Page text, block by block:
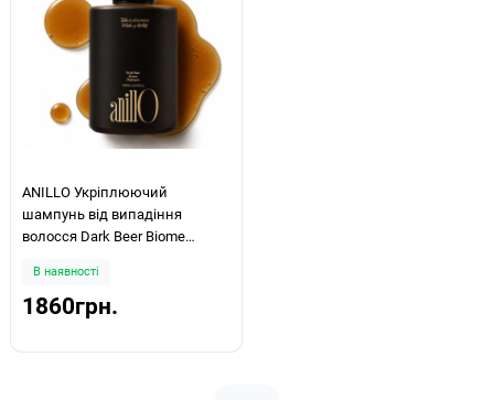
ANILLO Укріплюючий
шампунь від випадіння
волосся Dark Beer Biome
В наявності
1860грн.